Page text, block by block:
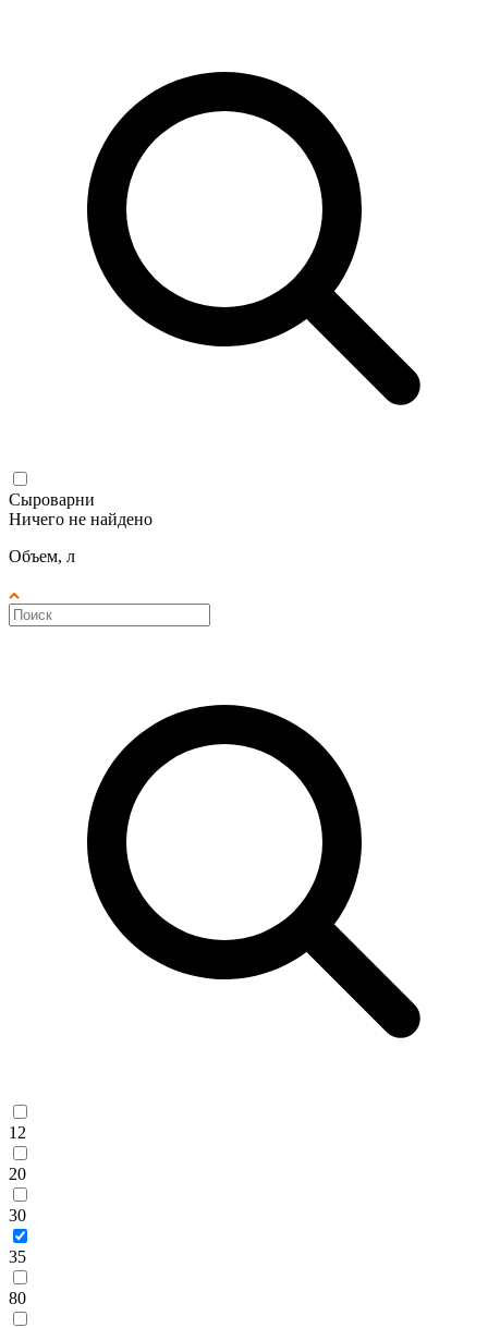
Сыроварни
Ничего не найдено
Объем, л
12
20
30
35
80